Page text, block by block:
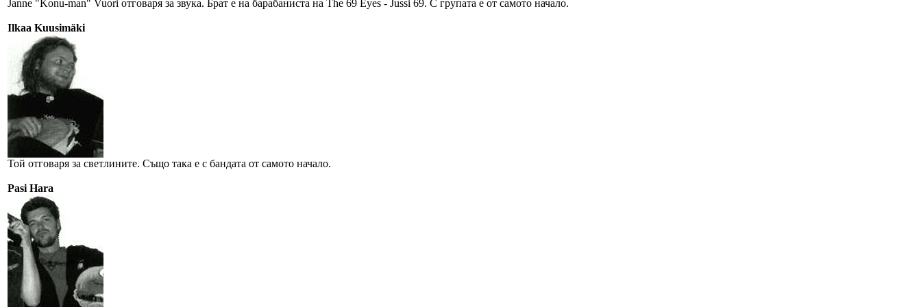
Janne "Konu-man" Vuori отговаря за звука. Брат е на барабаниста на The 69 Eyes - Jussi 69. С групата е от самото начало.
Ilkaa Kuusimäki
Той отговаря за светлините. Също така е с бандата от самото начало.
Pasi Hara